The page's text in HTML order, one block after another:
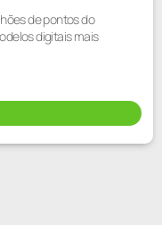
de pontos do
digitais mais